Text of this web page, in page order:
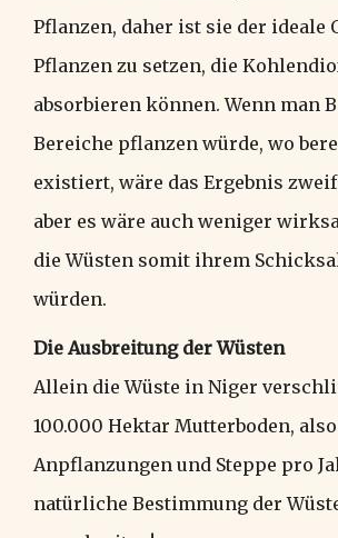
Pflanzen, daher ist sie der ideale
Pflanzen zu setzen, die
absorbieren können. Wenn man
Bereiche pflanzen würde, wo
existiert, wäre das Ergebnis
aber es wäre auch weniger
die Wüsten somit ihrem
würden.
Die Ausbreitung der Wüsten
Allein die Wüste in Niger
100.000 Hektar Mutterboden, also
Anpflanzungen und Steppe pro
natürliche Bestimmung der